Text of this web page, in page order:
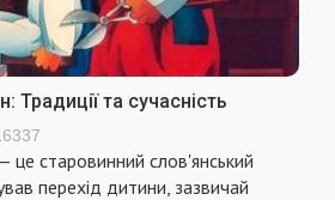
Традиції та сучасність
старовинний слов'янський
перехід дитини, зазвичай